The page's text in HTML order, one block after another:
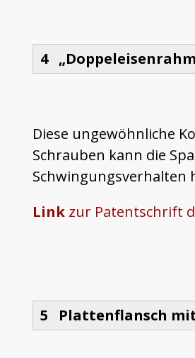
4
Diese ungewöhnliche
Schrauben kann die
Schwingungsverhalten
Linkzur Patentschrift
5 Plattenflansch